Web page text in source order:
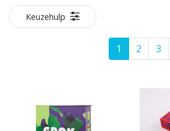
Keuzehulp
1 2 3